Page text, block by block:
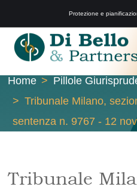
Protezione e
Home
Pillole
Tribunale Milano,
sentenza n. 9767 - 12
Tribunale